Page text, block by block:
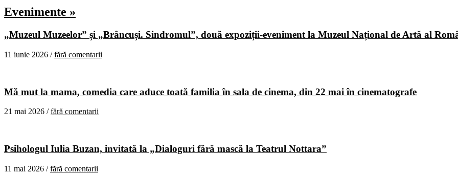
Evenimente »
„Muzeul Muzeelor” și „Brâncuși. Sindromul”, două expoziții-eveniment la Muzeul Național de Artă al
11 iunie 2026 /fără comentarii
Mă mut la mama, comedia care aduce toată familia în sala de cinema, din 22 mai în cinematografe
21 mai 2026 /fără comentarii
Psihologul Iulia Buzan, invitată la „Dialoguri fără mască la Teatrul Nottara”
11 mai 2026 /fără comentarii